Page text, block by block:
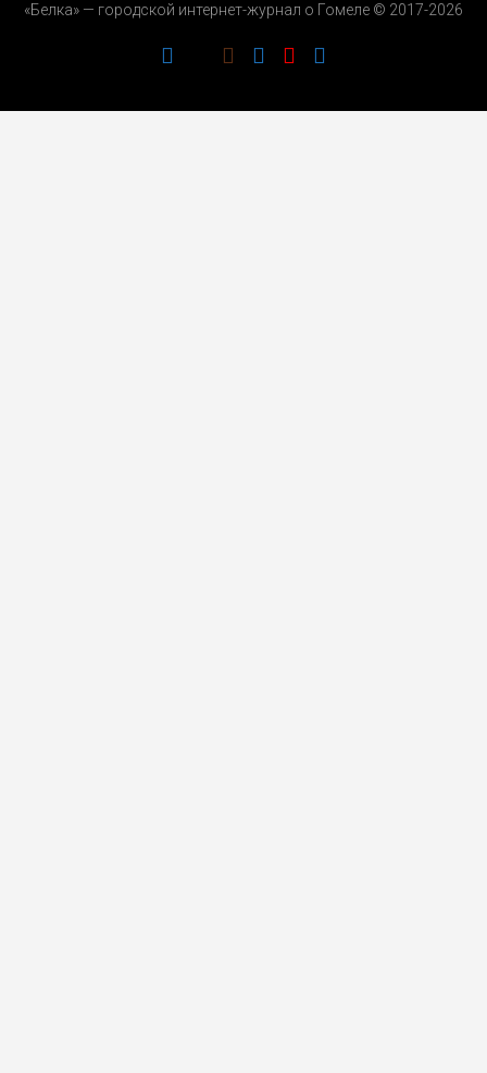
РЕКЛАМОДАТЕЛЯМ
«Белка» — городской интернет-журнал о Гомеле © 2017-2026